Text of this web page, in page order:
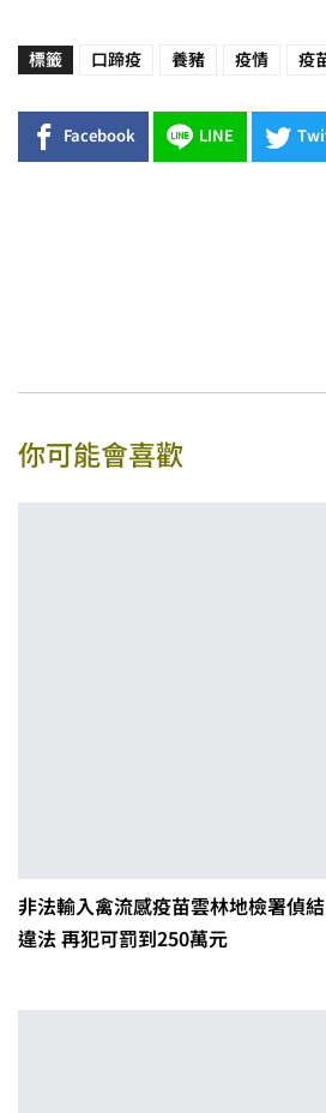
標籤 口蹄疫 養豬 疫情 疫
Facebook LINE
你可能會喜歡
非法輸入禽流感疫苗雲林地檢署偵
違法 再犯可罰到250萬元